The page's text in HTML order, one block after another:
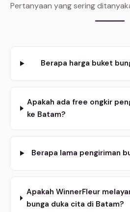
Pertanyaan yang sering
Berapa harga buket
Apakah ada free ongkir
ke Batam?
Berapa lama pengiriman
Apakah WinnerFleur
bunga duka cita di Batam?